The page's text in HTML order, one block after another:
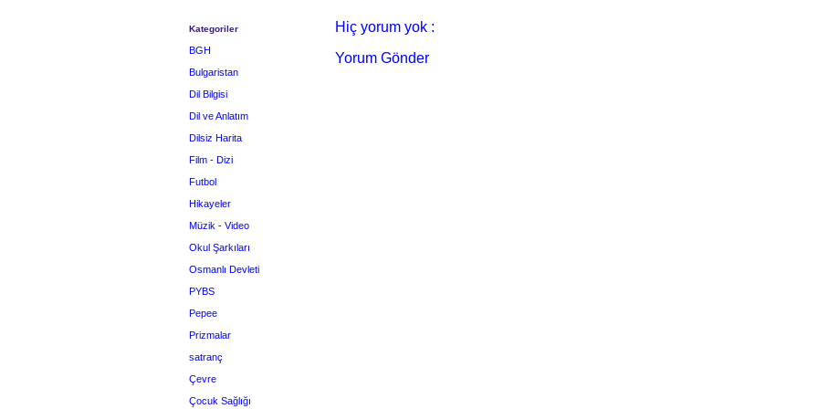
Hiç yorum yok :
Yorum Gönder
Kategoriler
BGH
Bulgaristan
Dil Bilgisi
Dil ve Anlatım
Dilsiz Harita
Film - Dizi
Futbol
Hikayeler
Müzik - Video
Okul Şarkıları
Osmanlı Devleti
PYBS
Pepee
Prizmalar
satranç
Çevre
Çocuk Sağlığı